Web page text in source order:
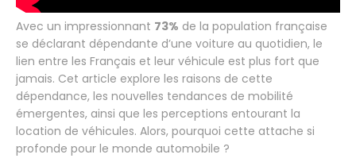
Avec un impressionnant 73% de la population française
se déclarant dépendante d’une voiture au quotidien, le
lien entre les Français et leur véhicule est plus fort que
jamais. Cet article explore les raisons de cette
dépendance, les nouvelles tendances de mobilité
émergentes, ainsi que les perceptions entourant la
location de véhicules. Alors, pourquoi cette attache si
profonde pour le monde automobile ?